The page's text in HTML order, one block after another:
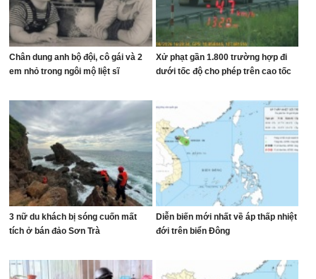
Chân dung anh bộ đội, cô gái và 2
em nhỏ trong ngôi mộ liệt sĩ
Xử phạt gần 1.800 trường hợp đi
dưới tốc độ cho phép trên cao tốc
3 nữ du khách bị sóng cuốn mất
tích ở bán đảo Sơn Trà
Diễn biến mới nhất về áp thấp nhiệt
đới trên biển Đông